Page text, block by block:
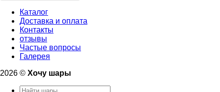
Каталог
Доставка и оплата
Контакты
отзывы
Частые вопросы
Галерея
2026 © Хочу шары
Искать: